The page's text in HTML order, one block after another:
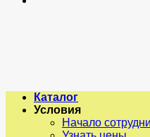
Каталог
Условия
Начало